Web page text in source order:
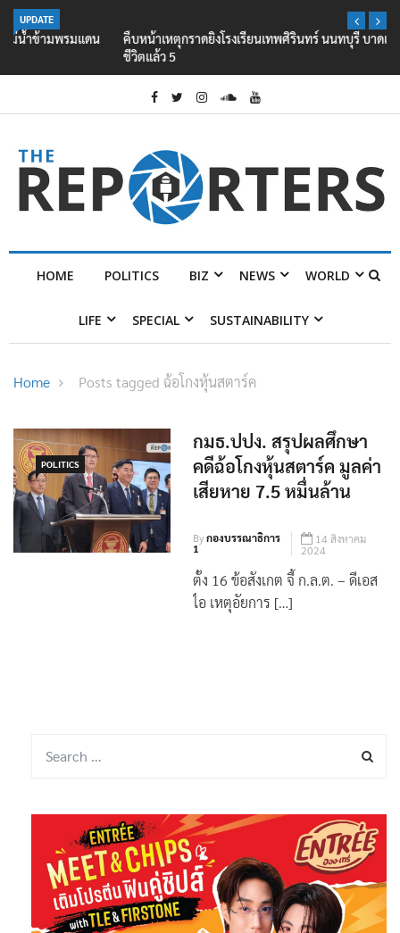
UPDATE
คืบหน้าเหตุกราดยิงโรงเรียนเทพศิรินทร์ นนทบุรี บาดเจ็บอย่างน้อย 15 เสีย
HOME POLITICS BIZ NEWS WORLD
LIFE SPECIAL SUSTAINABILITY
Home Posts tagged ฉ้อโกงหุ้นสตาร์ค
POLITICS
กมธ.ปปง. สรุปผลศึกษา
คดีฉ้อโกงหุ้นสตาร์ค มูลค่า
เสียหาย 7.5 หมื่นล้าน
Byกองบรรณาธิการ
1
14 สิงหาคม
2024
ตั้ง 16 ข้อสังเกต จี้ ก.ล.ต. – ดีเอส
ไอ เหตุอัยการ […]